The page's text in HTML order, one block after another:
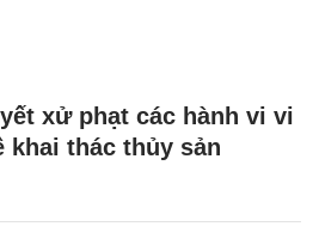
xử phạt các hành vi vi
khai thác thủy sản